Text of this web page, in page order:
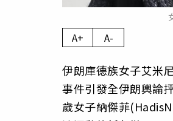
A+ A-
伊朗庫德族女子艾米
事件引發全伊朗輿論
歲女子納傑菲